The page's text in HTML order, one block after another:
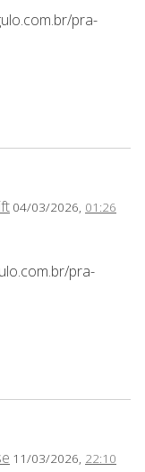
pra-
04/03/2026, 01:26
pra-
11/03/2026, 22:10